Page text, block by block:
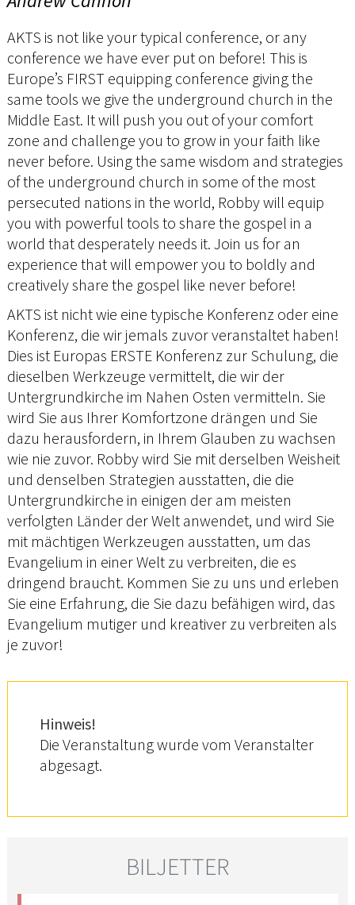
AKTS is not like your typical conference, or any
conference we have ever put on before! This is
Europe’s FIRST equipping conference giving the
same tools we give the underground church in the
Middle East. It will push you out of your comfort
zone and challenge you to grow in your faith like
never before. Using the same wisdom and strategies
of the underground church in some of the most
persecuted nations in the world, Robby will equip
you with powerful tools to share the gospel in a
world that desperately needs it. Join us for an
experience that will empower you to boldly and
creatively share the gospel like never before!
AKTS ist nicht wie eine typische Konferenz oder eine
Konferenz, die wir jemals zuvor veranstaltet haben!
Dies ist Europas ERSTE Konferenz zur Schulung, die
dieselben Werkzeuge vermittelt, die wir der
Untergrundkirche im Nahen Osten vermitteln. Sie
wird Sie aus Ihrer Komfortzone drängen und Sie
dazu herausfordern, in Ihrem Glauben zu wachsen
wie nie zuvor. Robby wird Sie mit derselben Weisheit
und denselben Strategien ausstatten, die die
Untergrundkirche in einigen der am meisten
verfolgten Länder der Welt anwendet, und wird Sie
mit mächtigen Werkzeugen ausstatten, um das
Evangelium in einer Welt zu verbreiten, die es
dringend braucht. Kommen Sie zu uns und erleben
Sie eine Erfahrung, die Sie dazu befähigen wird, das
Evangelium mutiger und kreativer zu verbreiten als
je zuvor!
Hinweis!
Die Veranstaltung wurde vom Veranstalter
abgesagt.